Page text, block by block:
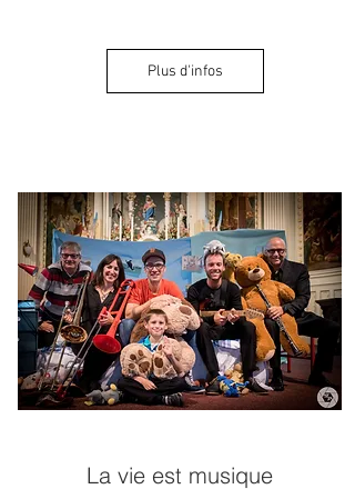
Plus d'infos
La vie est musique